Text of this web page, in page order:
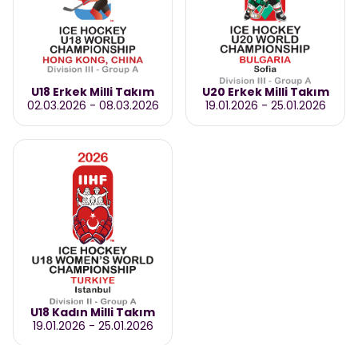
U18 Erkek Milli Takım
02.03.2026 - 08.03.2026
U20 Erkek Milli Takım
19.01.2026 - 25.01.2026
U18 Kadın Milli Takım
19.01.2026 - 25.01.2026